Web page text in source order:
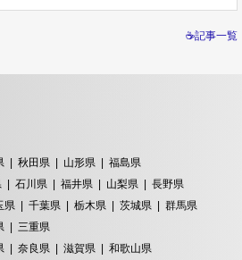
☕記事一覧
秋田県 山形県
福島県
石川県 福井県 山梨県
長野県
県 千葉県 栃木県 茨城県
群馬県
三重県
奈良県 滋賀県
和歌山県